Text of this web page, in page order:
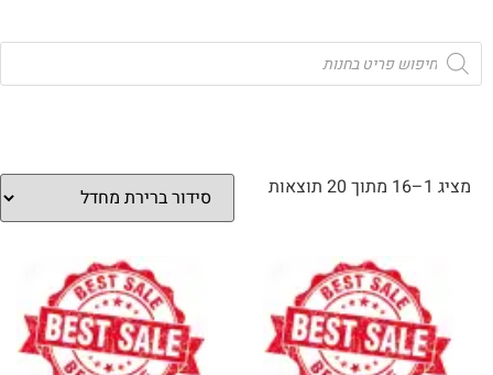
מציג 1–16 מתוך 20 תוצאות